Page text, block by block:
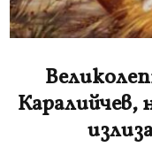
Каралийчев,